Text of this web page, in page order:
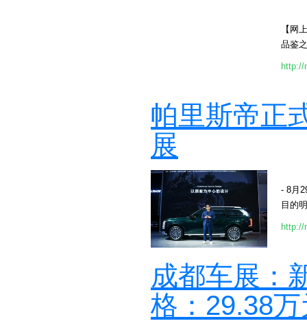
【网
品鉴
http://
帕里斯帝正
展
- 8月
目的
http://
成都车展：
格：29.38